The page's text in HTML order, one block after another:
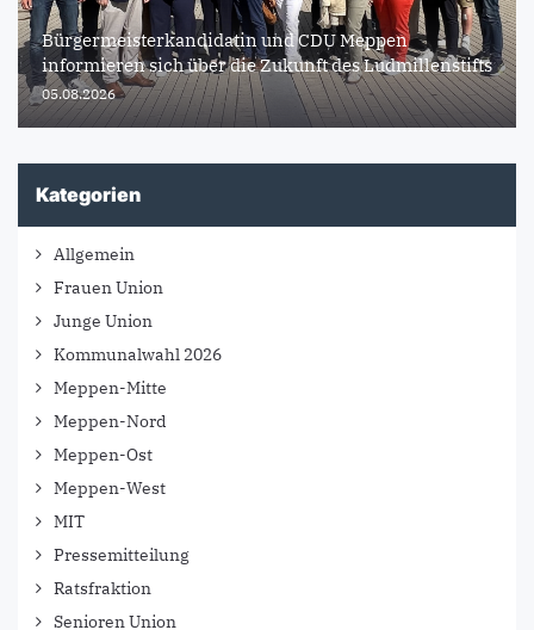
Bürgermeisterkandidatin und CDU Meppen
informieren sich über die Zukunft des Ludmillenstifts
05.08.2026
Kategorien
Allgemein
Frauen Union
Junge Union
Kommunalwahl 2026
Meppen-Mitte
Meppen-Nord
Meppen-Ost
Meppen-West
MIT
Pressemitteilung
Ratsfraktion
Senioren Union